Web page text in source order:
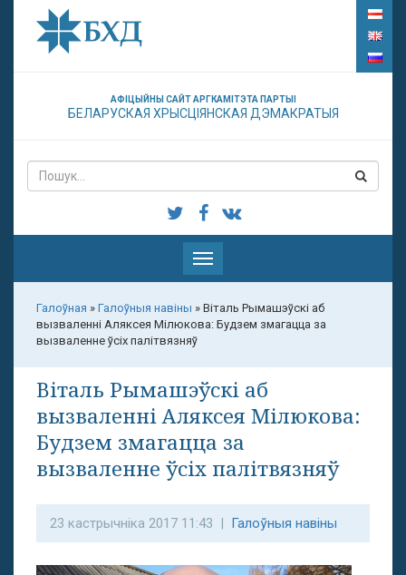
АФІЦЫЙНЫ САЙТ АРГКАМІТЭТА ПАРТЫІ
БЕЛАРУСКАЯ ХРЫСЦІЯНСКАЯ ДЭМАКРАТЫЯ
Паказаць
меню
Галоўная » Галоўныя навіны » Віталь Рымашэўскі аб
вызваленні Аляксея Мілюкова: Будзем змагацца за
вызваленне ўсіх палітвязняў
Віталь Рымашэўскі аб
вызваленні Аляксея Мілюкова:
Будзем змагацца за
вызваленне ўсіх палітвязняў
23 кастрычніка 2017 11:43 | Галоўныя навіны